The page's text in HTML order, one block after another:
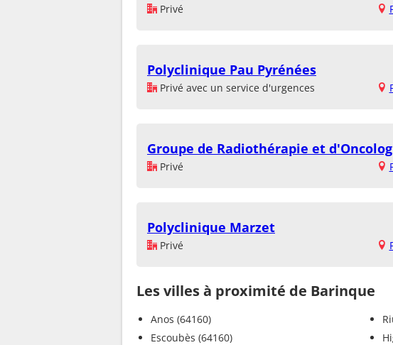
Privé
Polyclinique Pau Pyrénées
Privé avec un service d'urgences
Groupe de Radiothérapie et
Privé
Polyclinique Marzet
Privé
Les villes à proximité de Barinque
Anos (64160)
Escoubès (64160)